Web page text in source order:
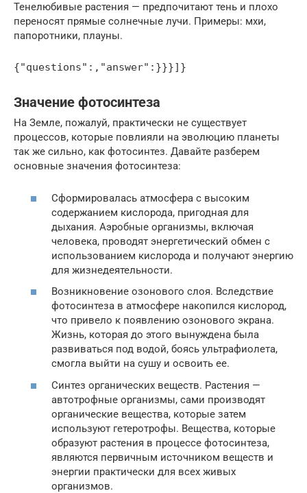
Тенелюбивые растения — предпочитают тень и плохо
переносят прямые солнечные лучи. Примеры: мхи,
папоротники, плауны.
{"questions":,"answer":}}}]}
Значение фотосинтеза
На Земле, пожалуй, практически не существует
процессов, которые повлияли на эволюцию планеты
так же сильно, как фотосинтез. Давайте разберем
основные значения фотосинтеза:
Сформировалась атмосфера с высоким
содержанием кислорода, пригодная для
дыхания. Аэробные организмы, включая
человека, проводят энергетический обмен с
использованием кислорода и получают энергию
для жизнедеятельности.
Возникновение озонового слоя. Вследствие
фотосинтеза в атмосфере накопился кислород,
что привело к появлению озонового экрана.
Жизнь, которая до этого вынуждена была
развиваться под водой, боясь ультрафиолета,
смогла выйти на сушу и освоить ее.
Синтез органических веществ. Растения —
автотрофные организмы, сами производят
органические вещества, которые затем
используют гетеротрофы. Вещества, которые
образуют растения в процессе фотосинтеза,
являются первичным источником веществ и
энергии практически для всех живых
организмов.